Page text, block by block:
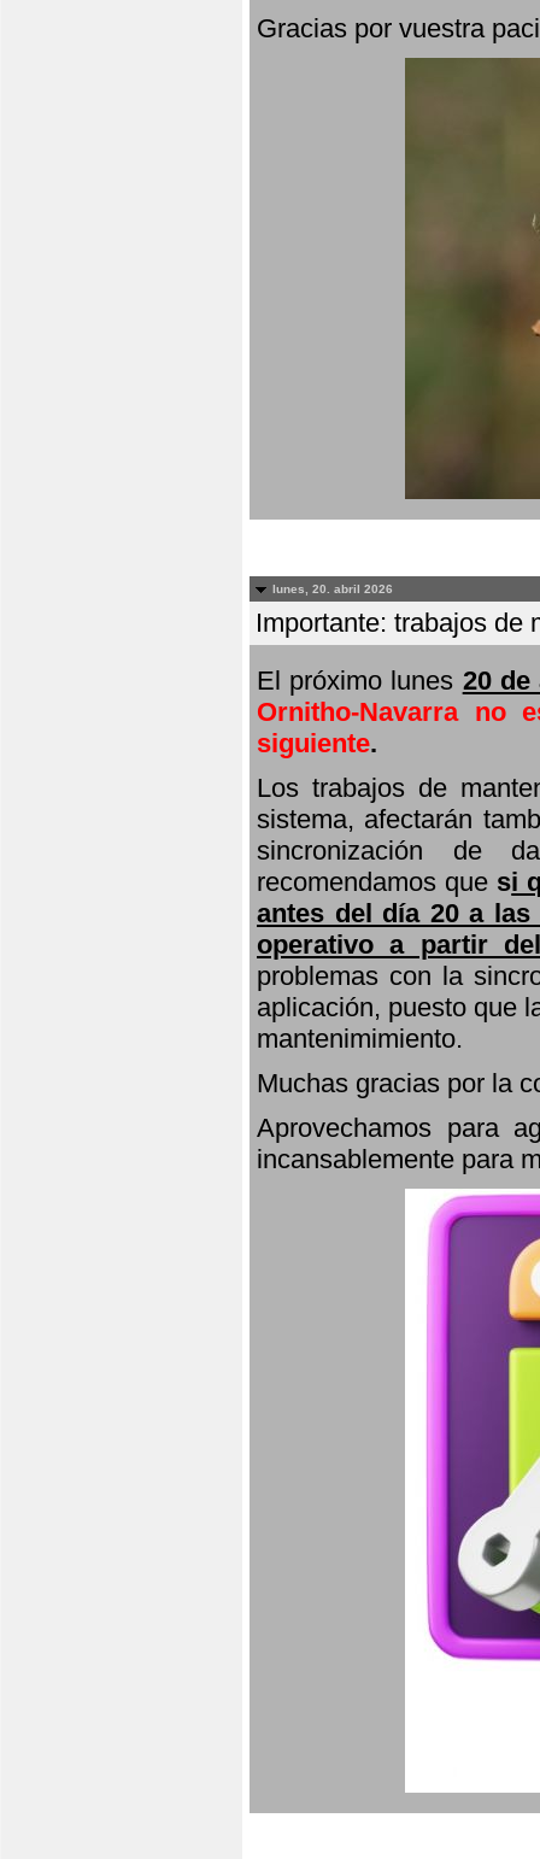
Gracias por vuestra
lunes, 20. abril 2026
Importante: trabajos de
El próximo lunes 20
Ornitho-Navarra no
siguiente.
Los trabajos de
sistema, afectarán
sincronización de
recomendamos que si
antes del día 20 a
operativo a partir
problemas con la
aplicación, puesto que
mantenimimiento.
Muchas gracias por la
Aprovechamos para
incansablemente para